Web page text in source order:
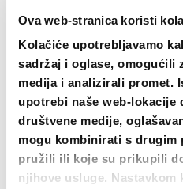
Ova web-stranica koristi
Kolačiće upotrebljavamo
sadržaj i oglase, omogućili
medija i analizirali promet.
upotrebi naše web-lokacije
društvene medije,
mogu kombinirati s drugim
pružili ili koje su prikupili
njihove usluge. Nastavkom
ODABERI
Prsa+Leđa